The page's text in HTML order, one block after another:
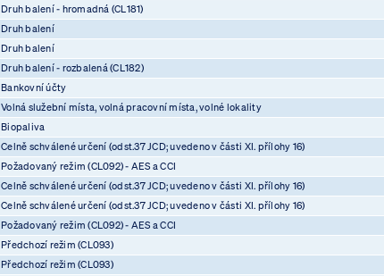
Druh balení - hromadná (CL181)
Druh balení
Druh balení
Druh balení - rozbalená (CL182)
Bankovní účty
Volná služební místa, volná pracovní místa, volné lokality
Biopaliva
Celně schválené určení (odst.37 JCD; uvedeno v části XI. přílohy 16)
Požadovaný režim (CL092) - AES a CCI
Celně schválené určení (odst.37 JCD; uvedeno v části XI. přílohy 16)
Celně schválené určení (odst.37 JCD; uvedeno v části XI. přílohy 16)
Požadovaný režim (CL092) - AES a CCI
Předchozí režim (CL093)
Předchozí režim (CL093)